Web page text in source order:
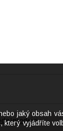
|prodejci
jaký obsah
vyjádříte